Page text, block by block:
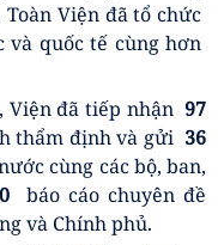
Viện đã tổ chức
và quốc tế cùng hơn
Viện đã tiếp nhận 97
thẩm định và gửi 36
cùng các bộ, ban,
báo cáo chuyên đề
và Chính phủ.